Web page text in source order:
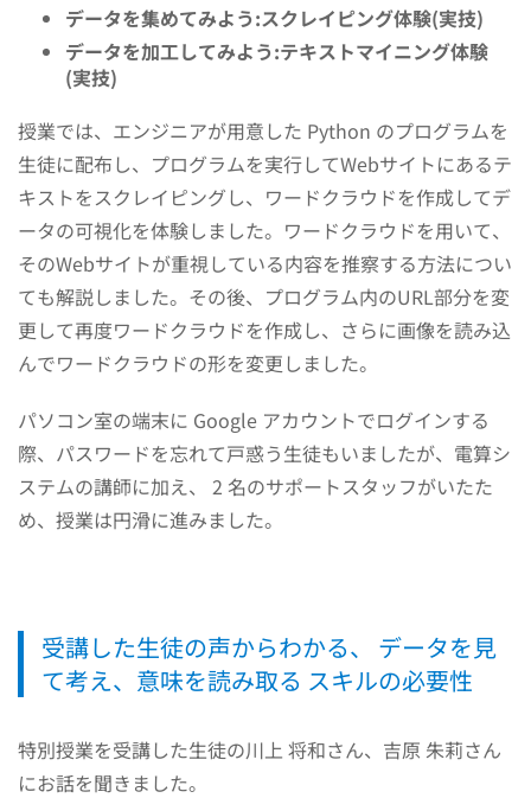
データを集めてみよう:スクレイピング体験(実技)
データを加工してみよう:テキストマイニング体験
(実技)
授業では、エンジニアが用意した Python のプログラムを
生徒に配布し、プログラムを実行してWebサイトにあるテ
キストをスクレイピングし、ワードクラウドを作成してデ
ータの可視化を体験しました。ワードクラウドを用いて、
そのWebサイトが重視している内容を推察する方法につい
ても解説しました。その後、プログラム内のURL部分を変
更して再度ワードクラウドを作成し、さらに画像を読み込
んでワードクラウドの形を変更しました。
パソコン室の端末に Google アカウントでログインする
際、パスワードを忘れて戸惑う生徒もいましたが、電算シ
ステムの講師に加え、 2 名のサポートスタッフがいたた
め、授業は円滑に進みました。
受講した生徒の声からわかる、 データを見
て考え、意味を読み取る スキルの必要性
特別授業を受講した生徒の川上 将和さん、吉原 朱莉さん
にお話を聞きました。